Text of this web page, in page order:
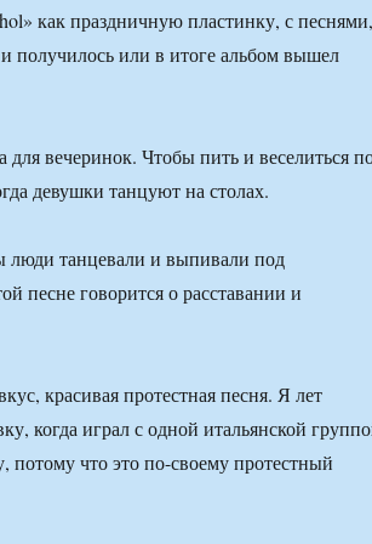
как праздничную пластинку, с песнями,
получилось или в итоге альбом вышел
вечеринок. Чтобы пить и веселиться
девушки танцуют на столах.
люди танцевали и выпивали под
песне говорится о расставании и
красивая протестная песня. Я лет
когда играл с одной итальянской
потому что это по-своему протестный